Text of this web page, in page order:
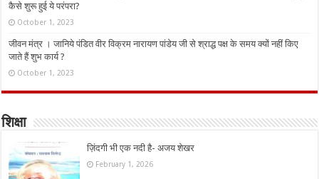
कैसे शुरू हुई ये परंपरा?
October 1, 2023
जीवन मंत्र । जानिये पंडित वीर विक्रम नारायण पांडेय जी से श्राद्ध पक्ष के समय क्यों नहीं किए
जाते हैं शुभ कार्य ?
October 1, 2023
शिक्षा
ज़िंदगी भी एक नदी है- अजय शेखर
February 1, 2026